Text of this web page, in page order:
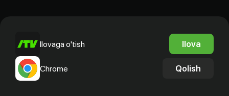
Ilovaga o'tish Ilova
Chrome Qolish